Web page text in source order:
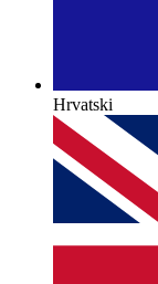
Hrvatski